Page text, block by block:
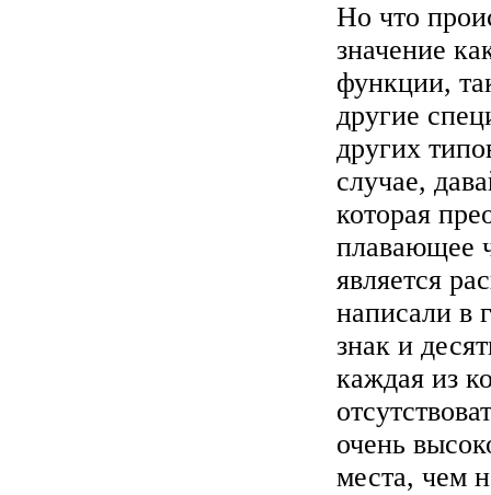
Но что
значение
функции,
другие
других
случае,
которая
плавающее
является
написали в
знак и
каждая из
очень
места, чем